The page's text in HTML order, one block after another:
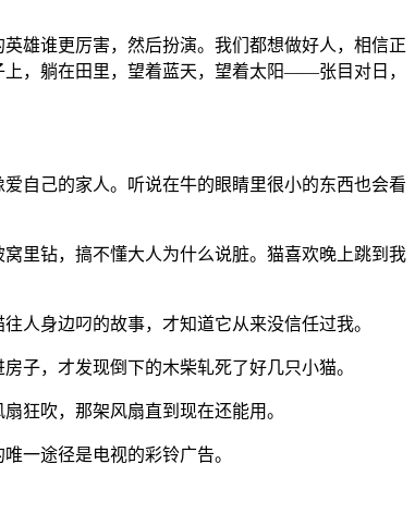
雄谁更厉害，然后扮演。我们都想做好人，相信正
，躺在田里，望着蓝天，望着太阳——张目对日，
自己的家人。听说在牛的眼睛里很小的东西也会看
里钻，搞不懂大人为什么说脏。猫喜欢晚上跳到我
人身边叼的故事，才知道它从来没信任过我。
子，才发现倒下的木柴轧死了好几只小猫。
狂吹，那架风扇直到现在还能用。
一途径是电视的彩铃广告。